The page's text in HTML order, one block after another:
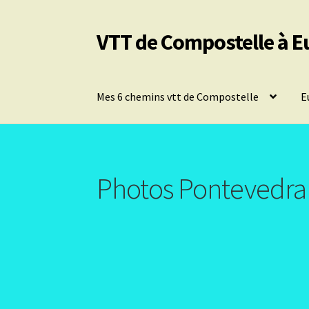
Aller
à
Aller
au
VTT de Compostelle à
Mes 6 chemins vtt de Compostelle
Photos